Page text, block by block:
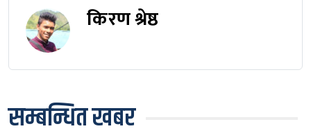
किरण श्रेष्ठ
सम्बन्धित खबर